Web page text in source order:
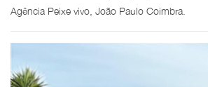
Agência Peixe vivo, João Paulo Coimbra.